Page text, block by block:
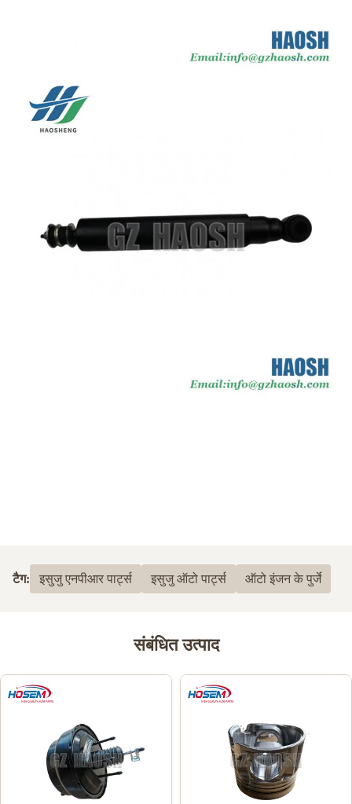
टैग: इसुजु एनपीआर पार्ट्स इसुजु ऑटो पार्ट्स ऑटो इंजन के पुर्जे
संबंधित उत्पाद